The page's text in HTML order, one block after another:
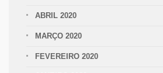
ABRIL 2020
MARÇO 2020
FEVEREIRO 2020